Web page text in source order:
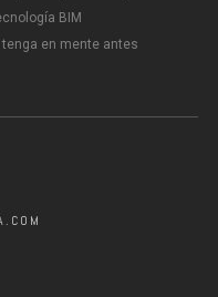
BIM
en mente antes